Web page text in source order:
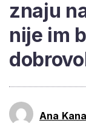
znaju
nije im
Ana